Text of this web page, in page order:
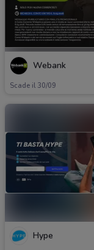
Webank
Scade il 30/09
Hype